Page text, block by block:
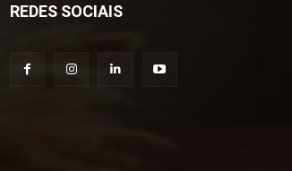
REDES SOCIAIS